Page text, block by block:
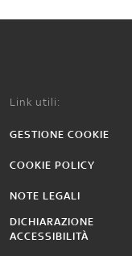
Link utili:
GESTIONE COOKIE
COOKIE POLICY
NOTE LEGALI
DICHIARAZIONE
ACCESSIBILITÀ